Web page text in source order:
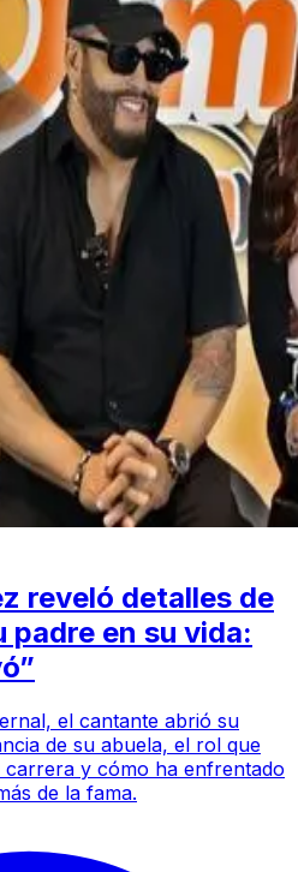
reveló detalles de
padre en su vida:
el cantante abrió su
de su abuela, el rol que
carrera y cómo ha enfrentado
de la fama.